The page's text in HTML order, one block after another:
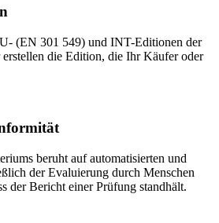
(EN 301 549) und INT-Editionen der
die Edition, die Ihr Käufer oder
beruht auf automatisierten und
der Evaluierung durch Menschen
der Bericht einer Prüfung standhält.